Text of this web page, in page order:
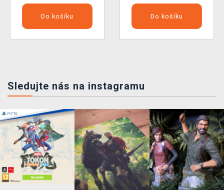
Do košíku Do košíku
Sledujte nás na instagramu